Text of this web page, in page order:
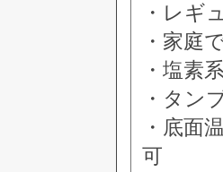
・レギ
・家庭
・塩素
・タン
・底面
可